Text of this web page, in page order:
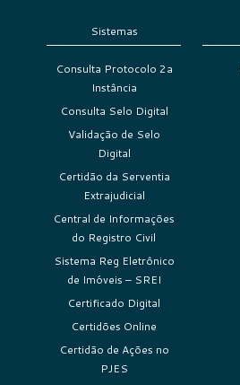
Sistemas
Consulta Protocolo 2a
Instância
Consulta Selo Digital
Validação de Selo
Digital
Certidão da Serventia
Extrajudicial
Central de Informações
do Registro Civil
Sistema Reg Eletrônico
de Imóveis – SREI
Certificado Digital
Certidões Online
Certidão de Ações no
PJES